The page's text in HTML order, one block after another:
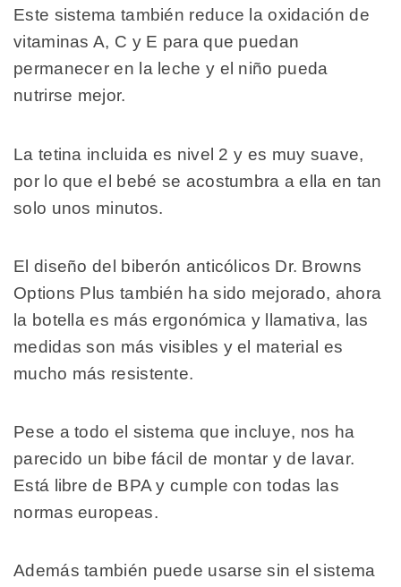
Este sistema también reduce la oxidación de
vitaminas A, C y E para que puedan
permanecer en la leche y el niño pueda
nutrirse mejor.
La tetina incluida es nivel 2 y es muy suave,
por lo que el bebé se acostumbra a ella en tan
solo unos minutos.
El diseño del biberón anticólicos Dr. Browns
Options Plus también ha sido mejorado, ahora
la botella es más ergonómica y llamativa, las
medidas son más visibles y el material es
mucho más resistente.
Pese a todo el sistema que incluye, nos ha
parecido un bibe fácil de montar y de lavar.
Está libre de BPA y cumple con todas las
normas europeas.
Además también puede usarse sin el sistema